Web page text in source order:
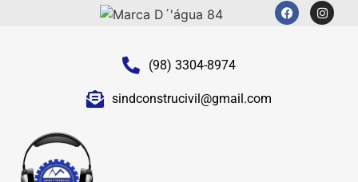
(98) 3304-8974
sindconstrucivil@gmail.com